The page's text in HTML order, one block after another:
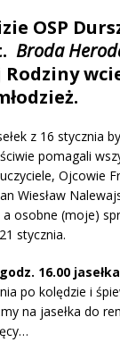
OSP
Broda
z 16 stycznia
pomagali
Ojcowie
Wiesław
osobne (moje)
stycznia.
16.00
po kolędzie i
na jasełka do